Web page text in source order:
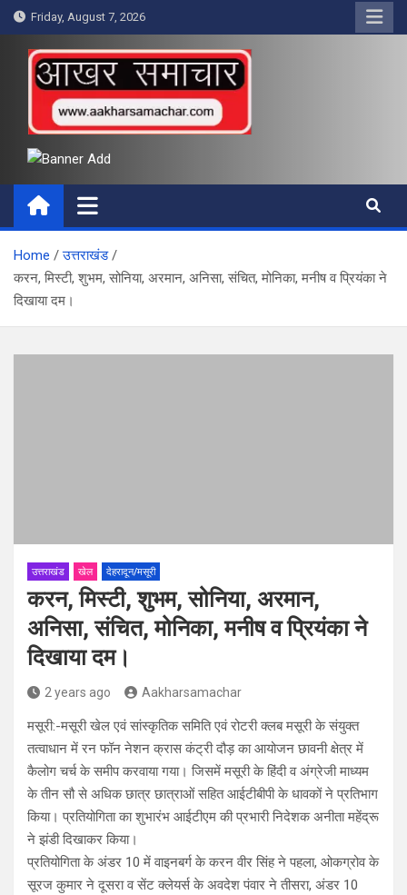
Skip
to
content
Friday, August 7, 2026
आखर समाचार
Home
उत्तराखंड
करन, मिस्टी, शुभम, सोनिया, अरमान, अनिसा, संचित, मोनिका, मनीष व प्रियंका ने
दिखाया दम।
उत्तराखंड खेल देहरादून/मसूरी
करन, मिस्टी, शुभम, सोनिया, अरमान,
अनिसा, संचित, मोनिका, मनीष व प्रियंका ने
दिखाया दम।
2 years ago Aakharsamachar
मसूरी:-मसूरी खेल एवं सांस्कृतिक समिति एवं रोटरी क्लब मसूरी के संयुक्त
तत्वाधान में रन फॉन नेशन क्रास कंट्री दौड़ का आयोजन छावनी क्षेत्र में
कैलोग चर्च के समीप करवाया गया। जिसमें मसूरी के हिंदी व अंग्रेजी माध्यम
के तीन सौ से अधिक छात्र छात्राओं सहित आईटीबीपी के धावकों ने प्रतिभाग
किया। प्रतियोगिता का शुभारंभ आईटीएम की प्रभारी निदेशक अनीता महेंद्रू
ने झंडी दिखाकर किया।
प्रतियोगिता के अंडर 10 में वाइनबर्ग के करन वीर सिंह ने पहला, ओकग्रोव के
सूरज कुमार ने दूसरा व सेंट क्लेयर्स के अवदेश पंवार ने तीसरा, अंडर 10